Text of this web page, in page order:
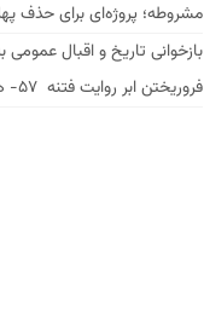
مشروطه؛ پروژه‌ای برای حذف
بازخوانی تاریخ و اقبال عمومی
فروریختن ابر روایت فتنه ۵۷- هومن یوسفی